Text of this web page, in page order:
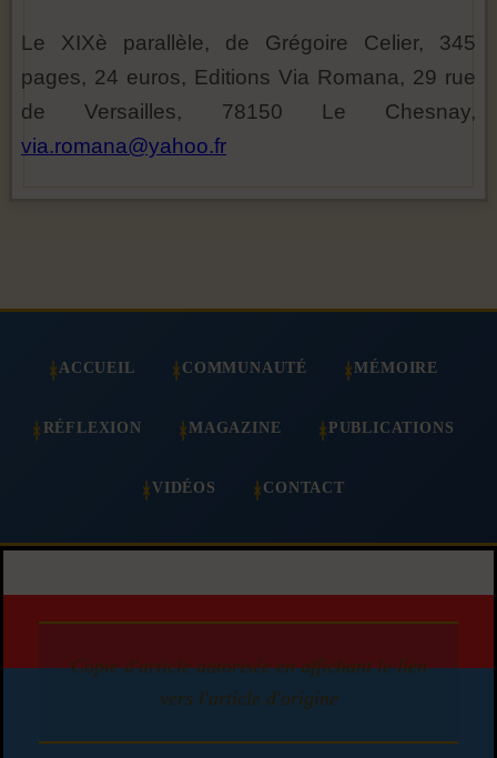
Le XIXè parallèle, de Grégoire Celier, 345
pages, 24 euros, Editions Via Romana, 29 rue
de Versailles, 78150 Le Chesnay,
via.romana@yahoo.fr
ACCUEIL COMMUNAUTÉ MÉMOIRE
RÉFLEXION MAGAZINE PUBLICATIONS
VIDÉOS CONTACT
Copie d'article autorisée en affichant le lien
vers l'article d'origine